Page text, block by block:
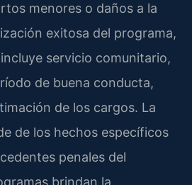
menores o daños a la
exitosa del programa,
servicio comunitario,
de buena conducta,
de los cargos. La
de los hechos específicos
penales del
brindan la